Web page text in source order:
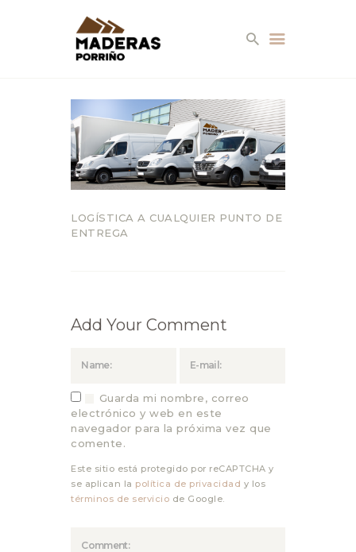
EMPRESA
PRODUCTOS
LOGÍSTICA A CUALQUIER PUNTO DE
ENTREGA
Add Your Comment
Guarda mi nombre, correo
electrónico y web en este
navegador para la próxima vez que
comente.
Este sitio está protegido por reCAPTCHA y
se aplican la política de privacidad y los
términos de servicio de Google.